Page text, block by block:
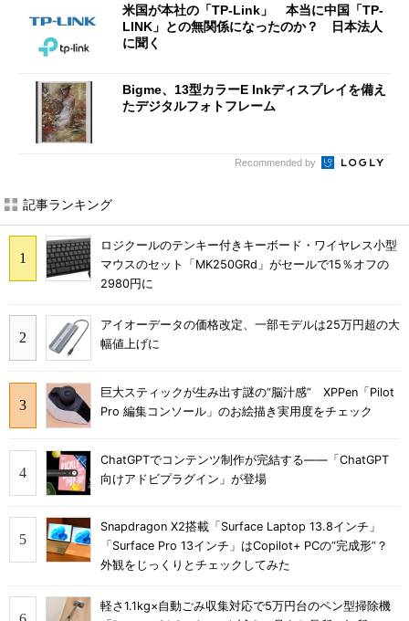
米国が本社の「TP-Link」 本当に中国「TP-
LINK」との無関係になったのか？ 日本法人
に聞く
Bigme、13型カラーE Inkディスプレイを備え
たデジタルフォトフレーム
Recommended by
記事ランキング
ロジクールのテンキー付きキーボード・ワイヤレス小型
マウスのセット「MK250GRd」がセールで15％オフの
2980円に
アイオーデータの価格改定、一部モデルは25万円超の大
幅値上げに
巨大スティックが生み出す謎の“脳汁感” XPPen「Pilot
Pro 編集コンソール」のお絵描き実用度をチェック
ChatGPTでコンテンツ制作が完結する――「ChatGPT
向けアドビプラグイン」が登場
Snapdragon X2搭載「Surface Laptop 13.8インチ」
「Surface Pro 13インチ」はCopilot+ PCの“完成形”？
外観をじっくりとチェックしてみた
軽さ1.1kg×自動ごみ収集対応で5万円台のペン型掃除機